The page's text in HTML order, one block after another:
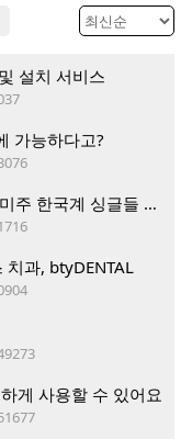
설치 서비스
가능하다고?
Couple.net 1:1 50만쌍 글로벌 매칭 - 미주 한국계 싱글들 모이세요
과, btyDENTAL
게 사용할 수 있어요